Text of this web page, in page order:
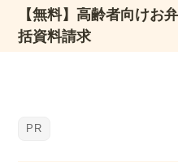
【無料】高齢者向けお
括資料請求